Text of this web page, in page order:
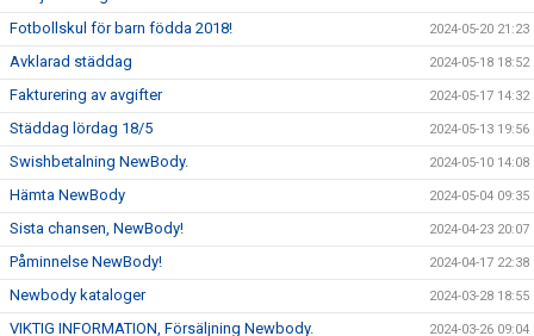
Fotbollskul för barn födda 2018! 2024-05-20 21:23
Avklarad städdag 2024-05-18 18:52
Fakturering av avgifter 2024-05-17 14:32
Städdag lördag 18/5 2024-05-13 19:56
Swishbetalning NewBody. 2024-05-10 14:08
Hämta NewBody 2024-05-04 09:35
Sista chansen, NewBody! 2024-04-23 20:07
Påminnelse NewBody! 2024-04-17 22:38
Newbody kataloger 2024-03-28 18:55
VIKTIG INFORMATION, Försäljning Newbody. 2024-03-26 09:04